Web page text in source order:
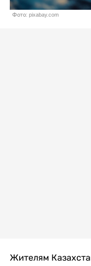
Фото: pixabay.com
Жителям